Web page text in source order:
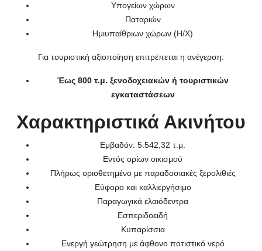
Υπογείων χώρων
Παταριών
Ημιυπαίθριων χώρων (Η/Χ)
Για τουριστική αξιοποίηση επιτρέπεται η ανέγερση:
Έως 800 τ.μ. ξενοδοχειακών ή τουριστικών
εγκαταστάσεων
Χαρακτηριστικά Ακινήτου
Εμβαδόν: 5.542,32 τ.μ.
Εντός ορίων οικισμού
Πλήρως οριοθετημένο με παραδοσιακές ξερολιθιές
Εύφορο και καλλιεργήσιμο
Παραγωγικά ελαιόδεντρα
Εσπεριδοειδή
Κυπαρίσσια
Ενεργή γεώτρηση με άφθονο ποτιστικό νερό